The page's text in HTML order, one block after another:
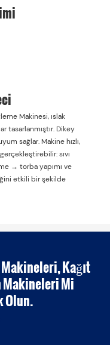
Makinesi, ıslak
tasarlanmıştır. Dikey
sağlar. Makine hızlı,
sıvı
→ torba yapımı ve
etkili bir şekilde
Kağıt
Makineleri Mi
Olun.